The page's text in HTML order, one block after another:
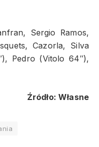
Sergio Ramos,
Cazorla, Silva
Pedro (Vitolo 64″),
Źródło: Własne